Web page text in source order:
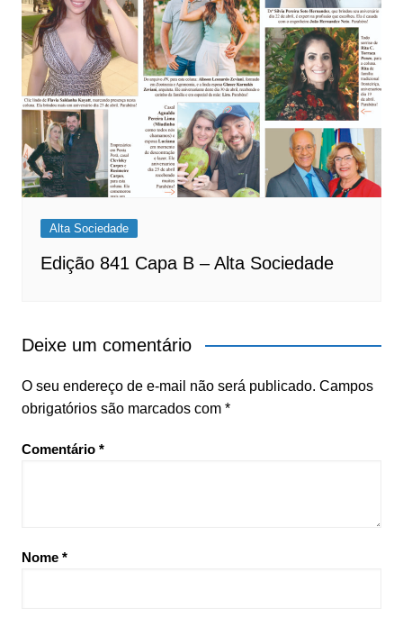
Alta Sociedade
Edição 841 Capa B – Alta Sociedade
Deixe um comentário
O seu endereço de e-mail não será publicado. Campos
obrigatórios são marcados com *
Comentário *
Nome *